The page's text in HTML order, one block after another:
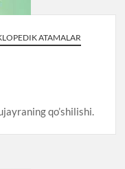
ATAMALAR
qo’shilishi.